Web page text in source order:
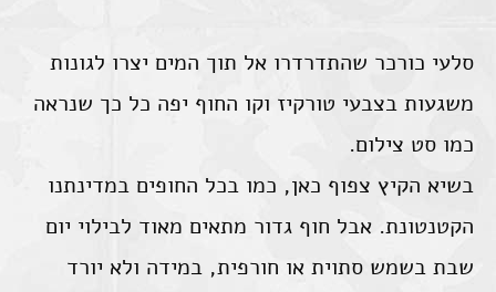
סלעי כורכר שהתדרדרו אל תוך המים יצרו לגונות
משגעות בצבעי טורקיז וקו החוף יפה כל כך שנראה
כמו סט צילום.
בשיא הקיץ צפוף כאן, כמו בכל החופים במדינתנו
הקטנטונת. אבל חוף גדור מתאים מאוד לבילוי יום
שבת בשמש סתוית או חורפית, במידה ולא יורד